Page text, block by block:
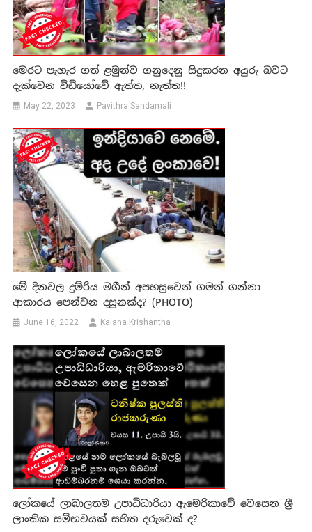
මෙරට පැහැර ගත් ළමුන්ව ගනුදෙනු සිදුකරන අයුරු බවට
දැක්වෙන වීඩියෝවේ ඇත්ත, නැත්ත!!
May 22, 2023 Pavithra Sandamali
මේ දිනවල දුම්රිය මගීන් අපහසුවෙන් ගමන් ගන්නා
ආකාරය පෙන්වන දසුනක්ද? (PHOTO)
June 16, 2022 Kalana Krishantha
ලෝකයේ ලාබාලතම උපාධිධාරියා ඇමෙරිකාවේ වෙසෙන ශ්‍රී
ලාංකික සම්භවයක් සහිත දරුවෙක් ද?